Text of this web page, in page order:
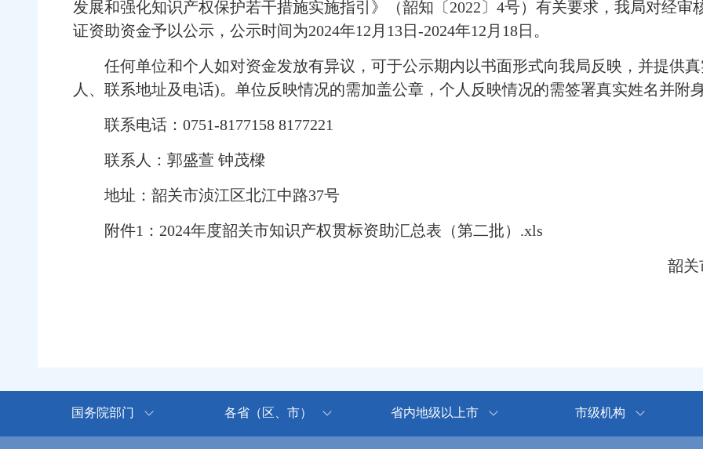
发展和强化知识产权保护若干措施实施指引》（韶知〔2022〕4号）有关要求，我局对经审
证资助资金予以公示，公示时间为2024年12月13日-2024年12月18日。
任何单位和个人如对资金发放有异议，可于公示期内以书面形式向我局反映，并提供真
人、联系地址及电话)。单位反映情况的需加盖公章，个人反映情况的需签署真实姓名并附
联系电话：0751-8177158 8177221
联系人：郭盛萱 钟茂樑
地址：韶关市浈江区北江中路37号
附件1：2024年度韶关市知识产权贯标资助汇总表（第二批）.xls
韶关市
国务院部门 各省（区、市） 省内地级以上市 市级机构